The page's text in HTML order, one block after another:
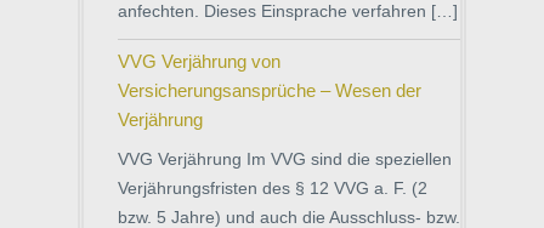
anfechten. Dieses Einsprache verfahren […]
VVG Verjährung von
Versicherungsansprüche – Wesen der
Verjährung
VVG Verjährung Im VVG sind die speziellen
Verjährungsfristen des § 12 VVG a. F. (2
bzw. 5 Jahre) und auch die Ausschluss- bzw.